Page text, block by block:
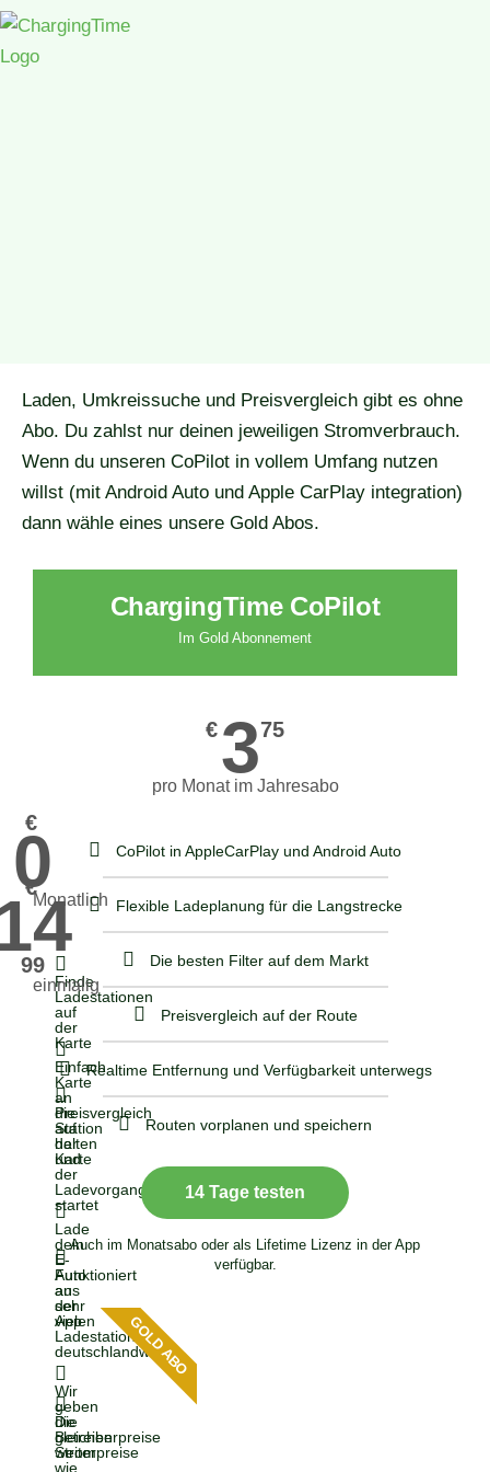
Laden, Umkreissuche und Preisvergleich gibt es ohne
Abo. Du zahlst nur deinen jeweiligen Stromverbrauch.
Wenn du unseren CoPilot in vollem Umfang nutzen
willst (mit Android Auto und Apple CarPlay integration)
dann wähle eines unsere Gold Abos.
€
0Monatlich
Finde
Ladestationen
auf
der
Karte
Preisvergleich
auf
der
Karte
Lade
dein
E-
Auto
aus
der
App
Wir
geben
die
Betreiberpreise
weiter
ChargingTimePay
€
99
einmalig
Einfach
Karte
an
die
Station
halten
und
der
Ladevorgang
startet
Funktioniert
an
sehr
vielen
Ladestationen
deutschlandweit.
Die
gleichen
Strompreise
wie
ChargingTime CoPilot
Im Gold Abonnement
€375
pro Monat im Jahresabo
CoPilot in AppleCarPlay und Android Auto
Flexible Ladeplanung für die Langstrecke
Die besten Filter auf dem Markt
Preisvergleich auf der Route
Realtime Entfernung und Verfügbarkeit unterwegs
Routen vorplanen und speichern
14 Tage testen
Auch im Monatsabo oder als Lifetime Lizenz in der App
verfügbar.
GOLD ABO